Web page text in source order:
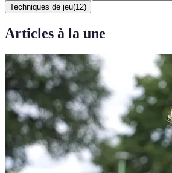
Techniques de jeu(12)
Articles à la une